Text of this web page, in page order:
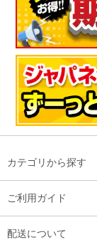
カテゴリから探す
ご利用ガイド
配送について